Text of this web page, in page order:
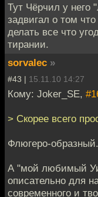
Тут Чёрчил у
задвигал о том
делать все что
тирании.
sorvalec »
#43 | 15.11.10 14:27
Кому: Joker_SE,
> Скорее всего
Флюгеро-образный.
А "мой любимый
описательно для
современного и